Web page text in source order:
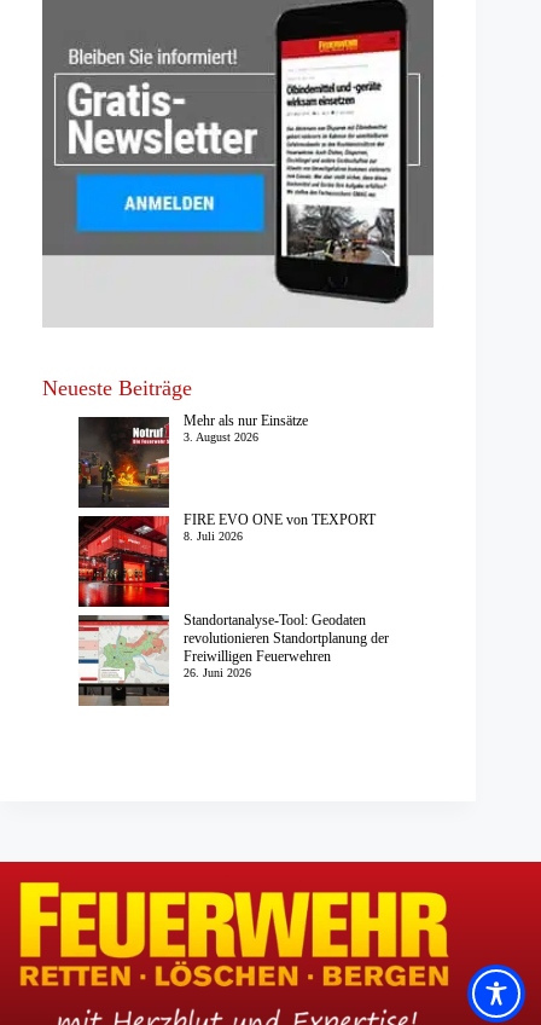
Neueste Beiträge
Mehr als nur Einsätze
3. August 2026
FIRE EVO ONE von TEXPORT
8. Juli 2026
Standortanalyse-Tool: Geodaten
revolutionieren Standortplanung der
Freiwilligen Feuerwehren
26. Juni 2026